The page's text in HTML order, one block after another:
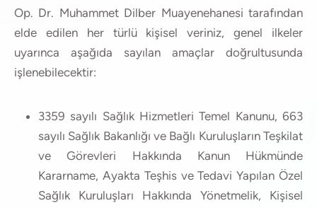
Op. Dr. Muhammet Dilber Muayenehanesi tarafından
elde edilen her türlü kişisel veriniz, genel ilkeler
uyarınca aşağıda sayılan amaçlar doğrultusunda
işlenebilecektir:
3359 sayılı Sağlık Hizmetleri Temel Kanunu, 663
sayılı Sağlık Bakanlığı ve Bağlı Kuruluşların Teşkilat
ve Görevleri Hakkında Kanun Hükmünde
Kararname, Ayakta Teşhis ve Tedavi Yapılan Özel
Sağlık Kuruluşları Hakkında Yönetmelik, Kişisel